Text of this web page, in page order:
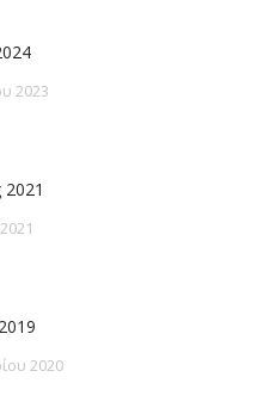
2023
2021
2020